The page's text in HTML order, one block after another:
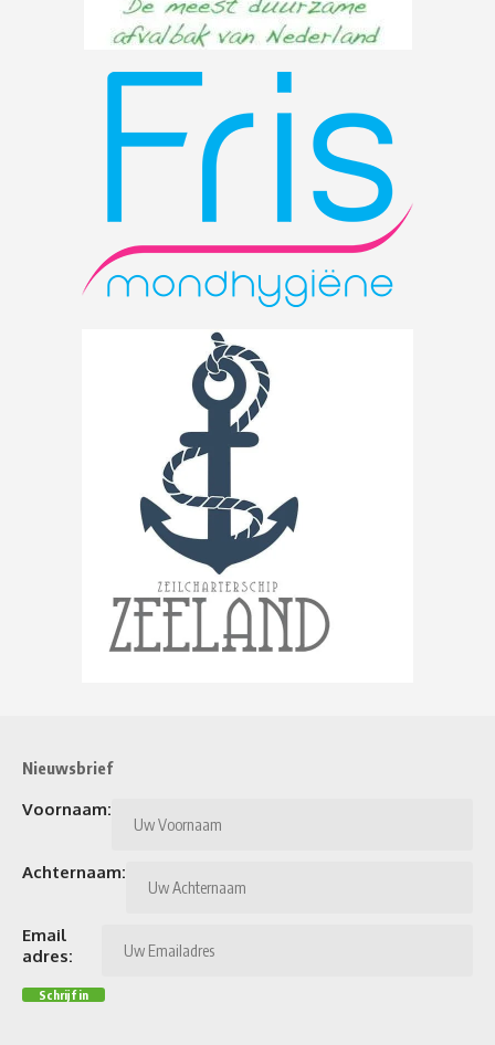
Nieuwsbrief
Voornaam:
Achternaam:
Email
adres: